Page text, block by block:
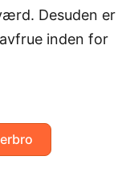
Desuden er
inden for